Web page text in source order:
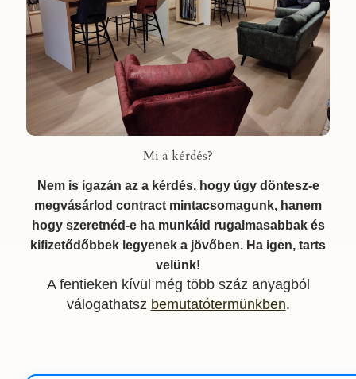
Mi a kérdés?
Nem is igazán az a kérdés, hogy úgy döntesz-e
megvásárlod contract mintacsomagunk, hanem
hogy szeretnéd-e ha munkáid rugalmasabbak és
kifizetődőbbek legyenek a jövőben. Ha igen, tarts
velünk!
A fentieken kívül még több száz anyagból
válogathatsz bemutatótermünkben.